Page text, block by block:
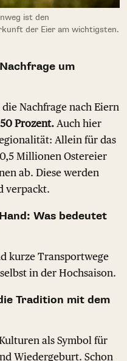
ist den
der Eier am wichtigsten.
um
Nachfrage nach Eiern
Prozent.Auch hier
Allein für das
Millionen Ostereier
ab. Diese werden
verpackt.
Was bedeutet
kurze Transportwege
in der Hochsaison.
Tradition mit dem
als Symbol für
Wiedergeburt. Schon